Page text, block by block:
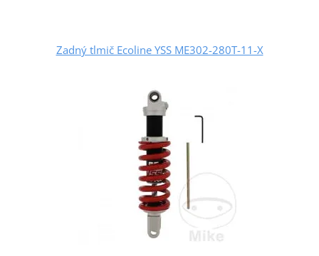
Zadný tlmič Ecoline YSS ME302-280T-11-X